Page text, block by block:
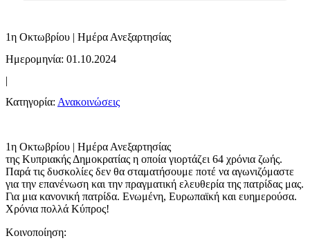
1η Οκτωβρίου | Ημέρα Ανεξαρτησίας
Ημερομηνία: 01.10.2024
|
Κατηγορία: Ανακοινώσεις
1η Οκτωβρίου | Ημέρα Ανεξαρτησίας
της Κυπριακής Δημοκρατίας η οποία γιορτάζει 64 χρόνια ζωής.
Παρά τις δυσκολίες δεν θα σταματήσουμε ποτέ να αγωνιζόμαστε
για την επανένωση και την πραγματική ελευθερία της πατρίδας μας.
Για μια κανονική πατρίδα. Ενωμένη, Ευρωπαϊκή και ευημερούσα.
Χρόνια πολλά Κύπρος!
Κοινοποίηση: